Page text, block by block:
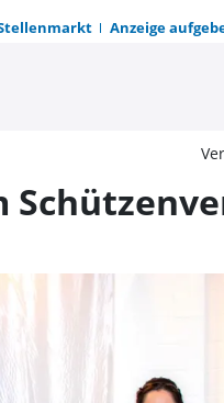
Anzeige